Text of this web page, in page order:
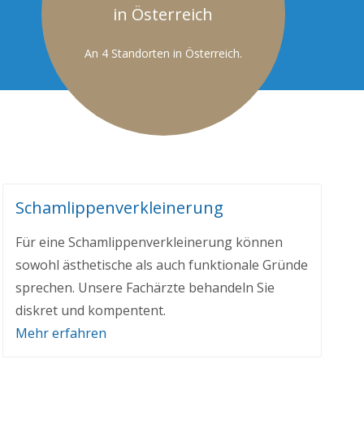
in Österreich
An 4 Standorten in Österreich.
Schamlippenverkleinerung
Für eine Schamlippenverkleinerung können
sowohl ästhetische als auch funktionale Gründe
sprechen. Unsere Fachärzte behandeln Sie
diskret und kompentent.
Mehr erfahren